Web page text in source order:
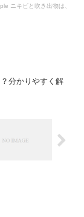
ニキビと吹き出物は、
分かりやすく解